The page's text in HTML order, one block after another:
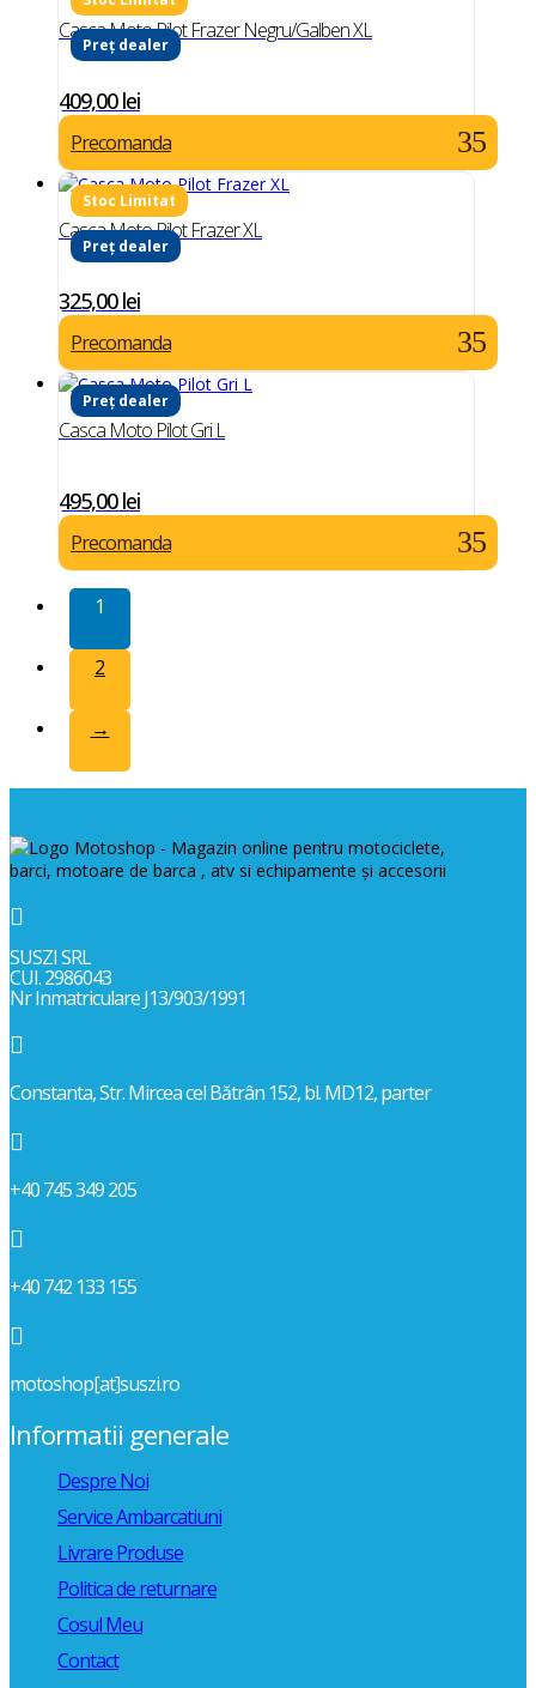
Preț dealer
Casca Moto Pilot Frazer Negru/Galben XL
409,00lei
Precomanda
Preț dealer
Casca Moto Pilot Frazer XL
325,00lei
Precomanda
Preț dealer
Casca Moto Pilot Gri L
495,00lei
Precomanda
1
2
→

SUSZI SRL
CUI. 2986043
Nr Inmatriculare J13/903/1991

Constanta, Str. Mircea cel Bătrân 152, bl. MD12, parter

+40 745 349 205

+40 742 133 155

motoshop[at]suszi.ro
Informatii generale
Despre Noi
Service Ambarcatiuni
Livrare Produse
Politica de returnare
Cosul Meu
Contact